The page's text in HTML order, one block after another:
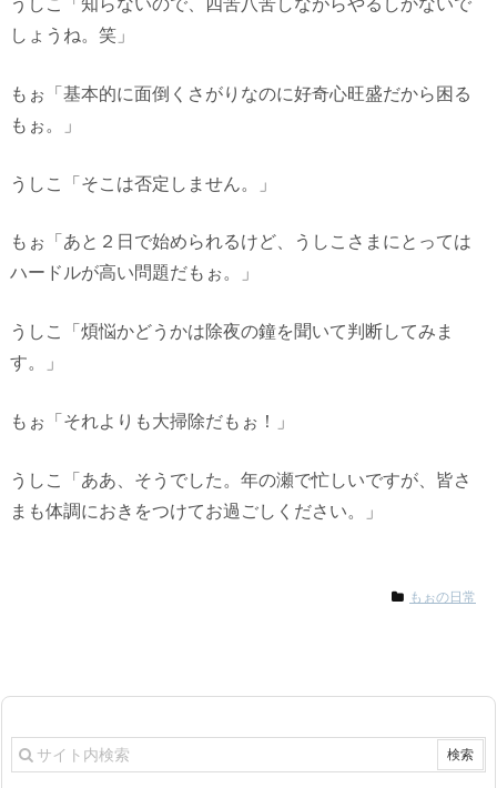
しょうね。笑」
もぉ「基本的に面倒くさがりなのに好奇心旺盛だから困る
もぉ。」
うしこ「そこは否定しません。」
もぉ「あと２日で始められるけど、うしこさまにとっては
ハードルが高い問題だもぉ。」
うしこ「煩悩かどうかは除夜の鐘を聞いて判断してみま
す。」
もぉ「それよりも大掃除だもぉ！」
うしこ「ああ、そうでした。年の瀬で忙しいですが、皆さ
まも体調におきをつけてお過ごしください。」
もぉの日常